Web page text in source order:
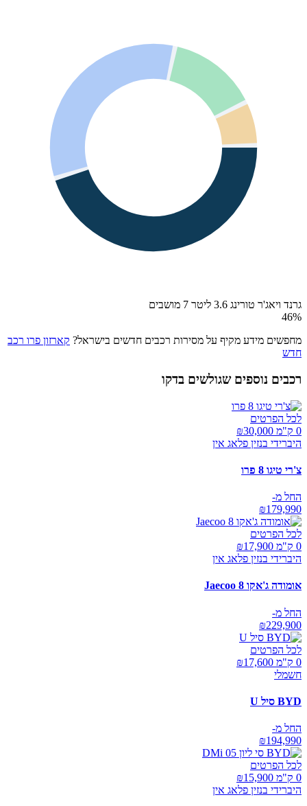
גרנד ויאג'ר טורינג 3.6 ליטר 7 מושבים
46%
מחפשים מידע מקיף על מסירות רכבים חדשים בישראל? קארזון פרו רכב
חדש
רכבים נוספים שגולשים בדקו
לכל הפרטים
0 ק"מ ₪
30,000
היברידי בנזין פלאג אין
צ'רי טיגו 8 פרו
החל מ-
₪179,990
לכל הפרטים
0 ק"מ ₪
17,900
היברידי בנזין פלאג אין
אומודה ג'אקו Jaecoo 8
החל מ-
₪229,900
לכל הפרטים
0 ק"מ ₪
17,600
חשמלי
BYD סיל U
החל מ-
₪194,990
לכל הפרטים
0 ק"מ ₪
15,900
היברידי בנזין פלאג אין